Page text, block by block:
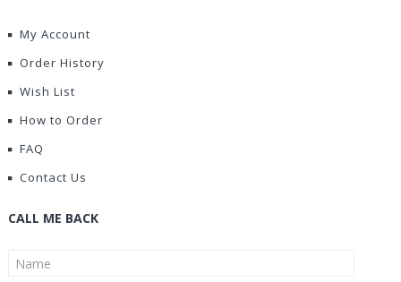
My Account
Order History
Wish List
How to Order
FAQ
Contact Us
CALL ME BACK